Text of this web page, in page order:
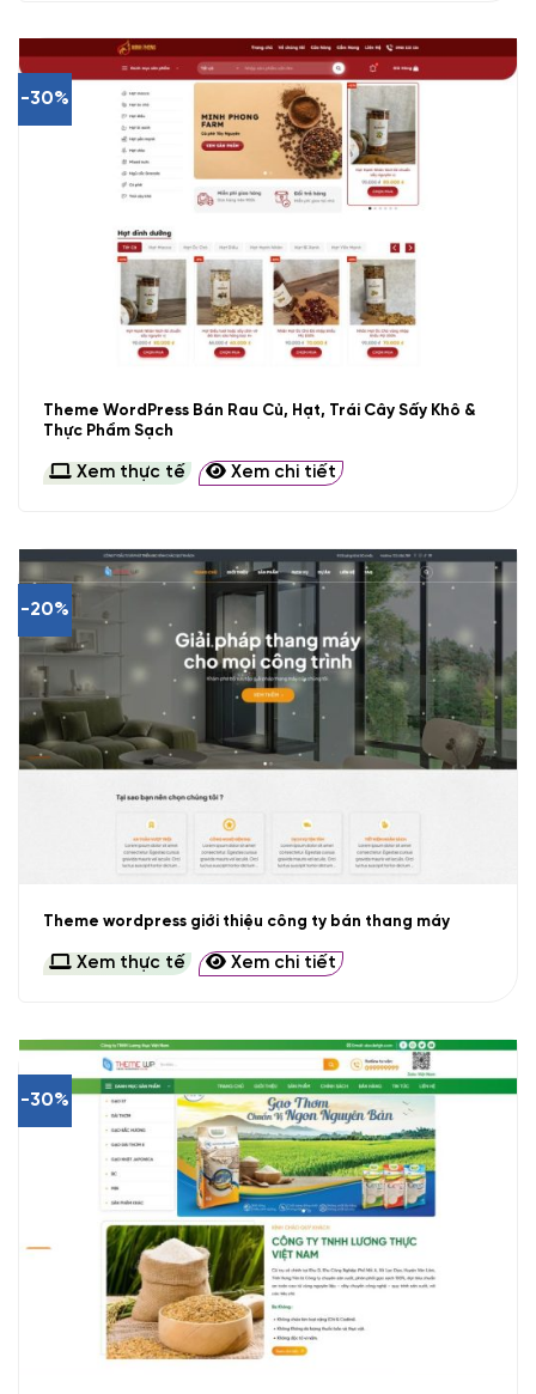
-30%
Theme WordPress Bán Rau Củ, Hạt, Trái Cây Sấy Khô &
Thực Phẩm Sạch
Xem thực tế Xem chi tiết
-20%
Theme wordpress giới thiệu công ty bán thang máy
Xem thực tế Xem chi tiết
-30%